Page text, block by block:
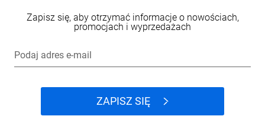
Zapisz się, aby otrzymać informacje o nowościach,
promocjach i wyprzedażach
Podaj adres e-mail
ZAPISZ SIĘ